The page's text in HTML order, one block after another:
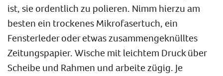
ist, sie ordentlich zu polieren. Nimm hierzu am
besten ein trockenes Mikrofasertuch, ein
Fensterleder oder etwas zusammengeknülltes
Zeitungspapier. Wische mit leichtem Druck über
Scheibe und Rahmen und arbeite zügig. Je